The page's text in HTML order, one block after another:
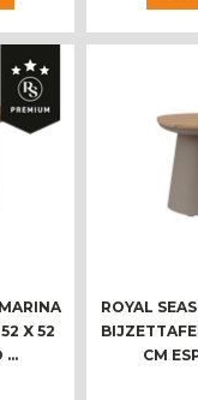
X 52
…
ROYAL
CM